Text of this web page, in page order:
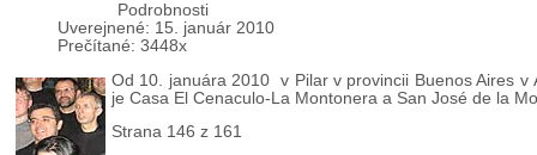
Podrobnosti
Uverejnené: 15. január 2010
Prečítané: 3448x
Od 10. januára 2010 v Pilar v provincii Buenos Aires
je Casa El Cenaculo-La Montonera a San José de la
Strana 146 z 161